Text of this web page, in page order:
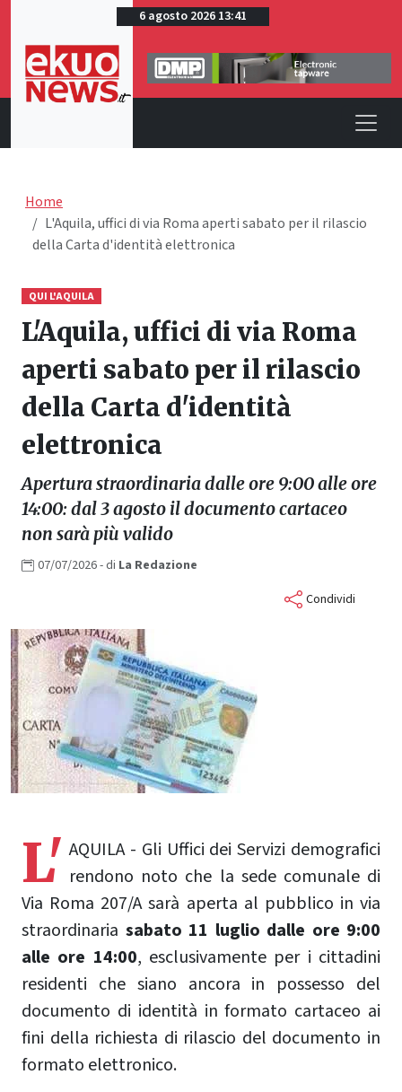
6 agosto 2026 13:41
Home
L'Aquila, uffici di via Roma aperti sabato per il rilascio
della Carta d'identità elettronica
QUI L'AQUILA
L'Aquila, uffici di via Roma
aperti sabato per il rilascio
della Carta d'identità
elettronica
Apertura straordinaria dalle ore 9:00 alle ore
14:00: dal 3 agosto il documento cartaceo
non sarà più valido
07/07/2026- di La Redazione
Condividi
L' AQUILA - Gli Uffici dei Servizi demografici
rendono noto che la sede comunale di
Via Roma 207/A sarà aperta al pubblico in via
straordinaria sabato 11 luglio dalle ore 9:00
alle ore 14:00, esclusivamente per i cittadini
residenti che siano ancora in possesso del
documento di identità in formato cartaceo ai
fini della richiesta di rilascio del documento in
formato elettronico.